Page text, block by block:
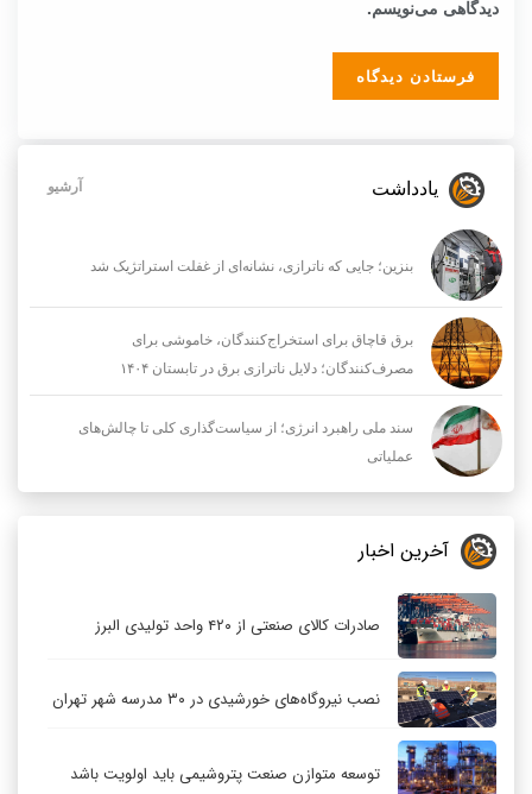
دیدگاهی می‌نویسم.
یادداشت آرشیو
بنزین؛ جایی که ناترازی، نشانه‌ای از غفلت استراتژیک شد
برق قاچاق برای استخراج‌کنندگان، خاموشی برای
مصرف‌کنندگان؛ دلایل ناترازی برق در تابستان ۱۴۰۴
سند ملی راهبرد انرژی؛ از سیاست‌گذاری کلی تا چالش‌های
عملیاتی
آخرین اخبار
صادرات کالای صنعتی از ۴۲۰ واحد تولیدی البرز
نصب نیروگاه‌های خورشیدی در ۳۰ مدرسه شهر تهران
توسعه متوازن صنعت پتروشیمی باید اولویت باشد